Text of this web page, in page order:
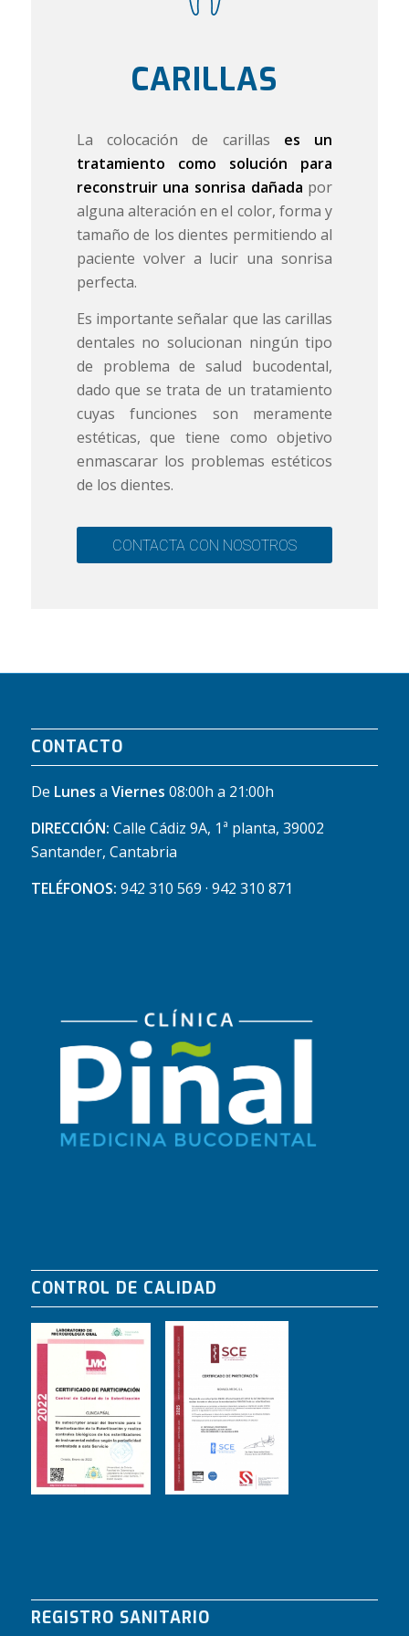
CARILLAS
La colocación de carillas es un
tratamiento como solución para
reconstruir una sonrisa dañada por
alguna alteración en el color, forma y
tamaño de los dientes permitiendo al
paciente volver a lucir una sonrisa
perfecta.
Es importante señalar que las carillas
dentales no solucionan ningún tipo
de problema de salud bucodental,
dado que se trata de un tratamiento
cuyas funciones son meramente
estéticas, que tiene como objetivo
enmascarar los problemas estéticos
de los dientes.
CONTACTA CON NOSOTROS
CONTACTO
De Lunes a Viernes 08:00h a 21:00h
DIRECCIÓN: Calle Cádiz 9A, 1ª planta, 39002
Santander, Cantabria
TELÉFONOS: 942 310 569 · 942 310 871
CONTROL DE CALIDAD
REGISTRO SANITARIO